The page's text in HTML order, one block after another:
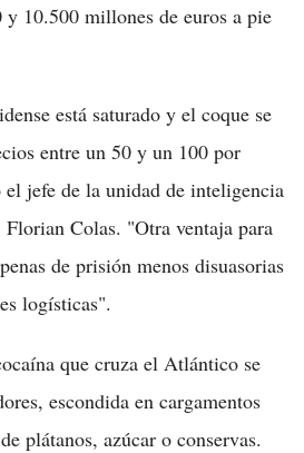
y 10.500 millones de euros a pie
está saturado y el coque se
entre un 50 y un 100 por
jefe de la unidad de inteligencia
Florian Colas. "Otra ventaja para
de prisión menos disuasorias
logísticas".
que cruza el Atlántico se
escondida en cargamentos
plátanos, azúcar o conservas.